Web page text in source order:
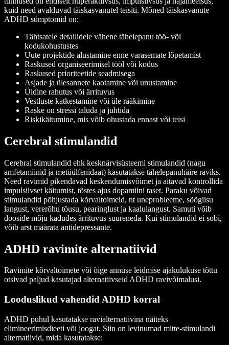
kuid need avalduvad täiskasvanutel teisiti. Mõned täiskasvanute
ADHD sümptomid on:
Tähtsatele detailidele vähene tähelepanu töö- või
kodukohustustes
Uute projektide alustamine enne varasemate lõpetamist
Raskused organiseerimisel tööl või kodus
Raskused prioriteetide seadmisega
Asjade ja ülesannete kaotamine või unustamine
Üldine rahutus või ärrituvus
Vestluste katkestamine või üle rääkimine
Raske on stressi taluda ja juhtida
Riskikäitumine, mis võib ohustada ennast või teisi
Cerebral stimulandid
Cerebral stimulandid ehk kesknärvisüsteemi stimulandid (nagu
amfetamiinid ja metüülfenidaat) kasutatakse tähelepanuhäire raviks.
Need ravimid pikendavad keskendumisvõimet ja aitavad kontrollida
impulsiivset käitumist, tõstes ajus dopamiini taset. Paraku võivad
stimulandid põhjustada kõrvaltoimeid, nt uneprobleeme, söögiisu
langust, vererõhu tõusu, pearinglust ja kaalulangust. Samuti võib
dooside mõju kadudes ärrituvus suureneda. Kui stimulandid ei sobi,
võib arst määrata antidepressante.
ADHD ravimite alternatiivid
Ravimite kõrvaltoimete või õige annuse leidmise ajakulukuse tõttu
otsivad paljud kasutajad alternatiivseid ADHD ravivõimalusi.
Looduslikud vahendid ADHD korral
ADHD puhul kasutatakse ravialternatiivina näiteks
elimineerimisdieeti või joogat. Siin on levinumad mitte-stimulandi
alternatiivid, mida kasutatakse: